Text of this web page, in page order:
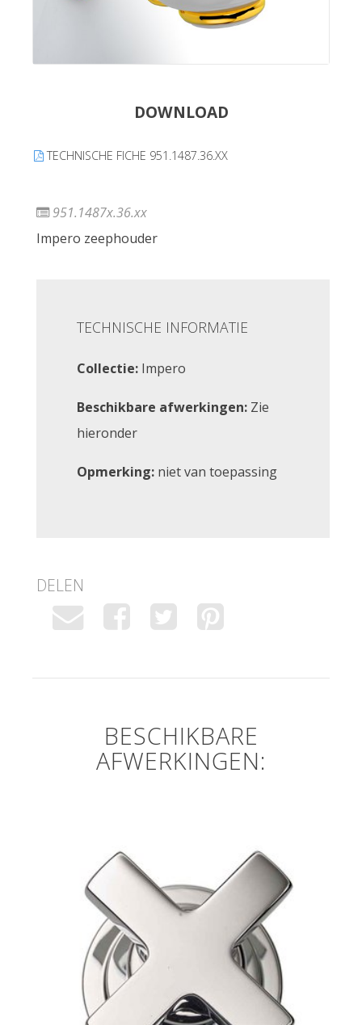
DOWNLOAD
TECHNISCHE FICHE 951.1487.36.XX
951.1487x.36.xx
Impero zeephouder
TECHNISCHE INFORMATIE
Collectie: Impero
Beschikbare afwerkingen: Zie
hieronder
Opmerking: niet van toepassing
DELEN
BESCHIKBARE
AFWERKINGEN: